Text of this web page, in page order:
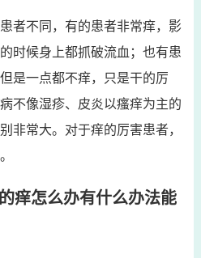
者不同，有的患者非常痒，影
时候身上都抓破流血；也有患
是一点都不痒，只是干的厉
不像湿疹、皮炎以瘙痒为主的
非常大。对于痒的厉害患者，
痒怎么办有什么办法能